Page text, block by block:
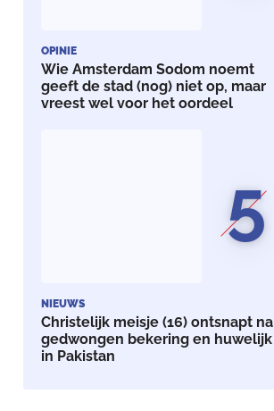
OPINIE
Wie Amsterdam Sodom noemt
geeft de stad (nog) niet op, maar
vreest wel voor het oordeel
5
NIEUWS
Christelijk meisje (16) ontsnapt na
gedwongen bekering en huwelijk
in Pakistan